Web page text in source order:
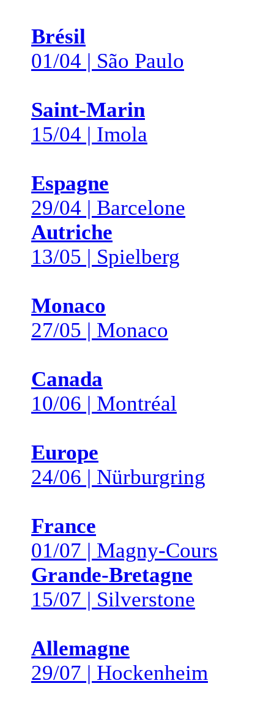
Brésil
01/04 | São Paulo
Saint-Marin
15/04 | Imola
Espagne
29/04 | Barcelone
Autriche
13/05 | Spielberg
Monaco
27/05 | Monaco
Canada
10/06 | Montréal
Europe
24/06 | Nürburgring
France
01/07 | Magny-Cours
Grande-Bretagne
15/07 | Silverstone
Allemagne
29/07 | Hockenheim